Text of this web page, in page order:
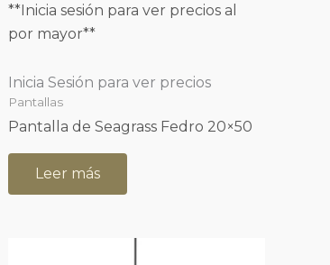
**Inicia sesión para ver precios al
por mayor**
Inicia Sesión para ver precios
Pantallas
Pantalla de Seagrass Fedro 20×50
Leer más